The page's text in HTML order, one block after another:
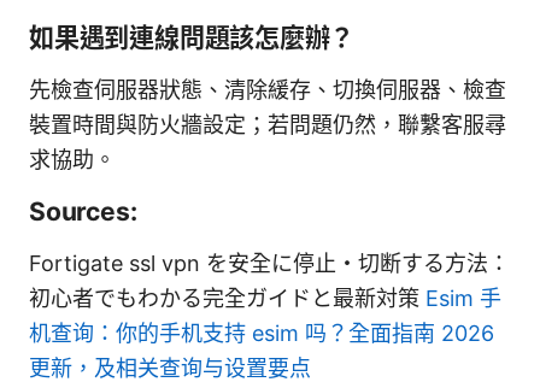
如果遇到連線問題該怎麼辦？
先檢查伺服器狀態、清除緩存、切換伺服器、檢查
裝置時間與防火牆設定；若問題仍然，聯繫客服尋
求協助。
Sources:
Fortigate ssl vpn を安全に停止・切断する方法：
初心者でもわかる完全ガイドと最新対策 Esim 手
机查询：你的手机支持 esim 吗？全面指南 2026
更新，及相关查询与设置要点